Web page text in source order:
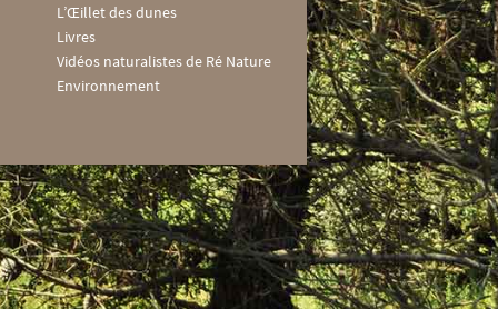
L’Œillet des dunes
Livres
Vidéos naturalistes de Ré Nature
Environnement